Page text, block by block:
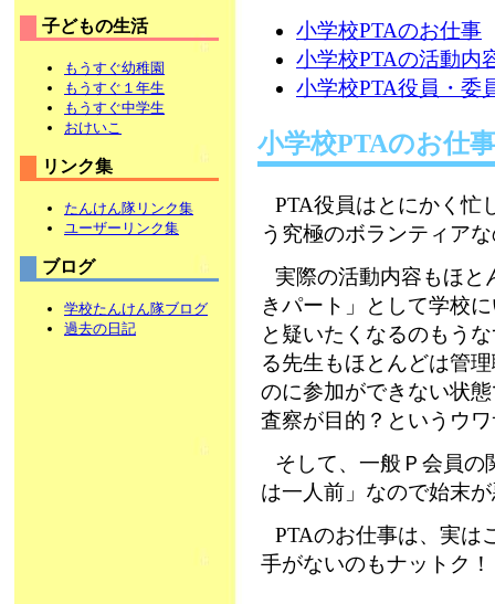
子どもの生活
もうすぐ幼稚園
もうすぐ１年生
もうすぐ中学生
おけいこ
リンク集
たんけん隊リンク集
ユーザーリンク集
ブログ
学校たんけん隊ブログ
過去の日記
小学校PTAのお仕事
小学校PTAの活動内
小学校PTA役員・委
小学校PTAのお仕事
PTA役員はとにかく忙
う究極のボランティア
実際の活動内容もほと
きパート」として学校
と疑いたくなるのもう
る先生もほとんどは管
のに参加ができない状
査察が目的？というウ
そして、一般Ｐ会員の
は一人前」なので始末
PTAのお仕事は、実は
手がないのもナットク！